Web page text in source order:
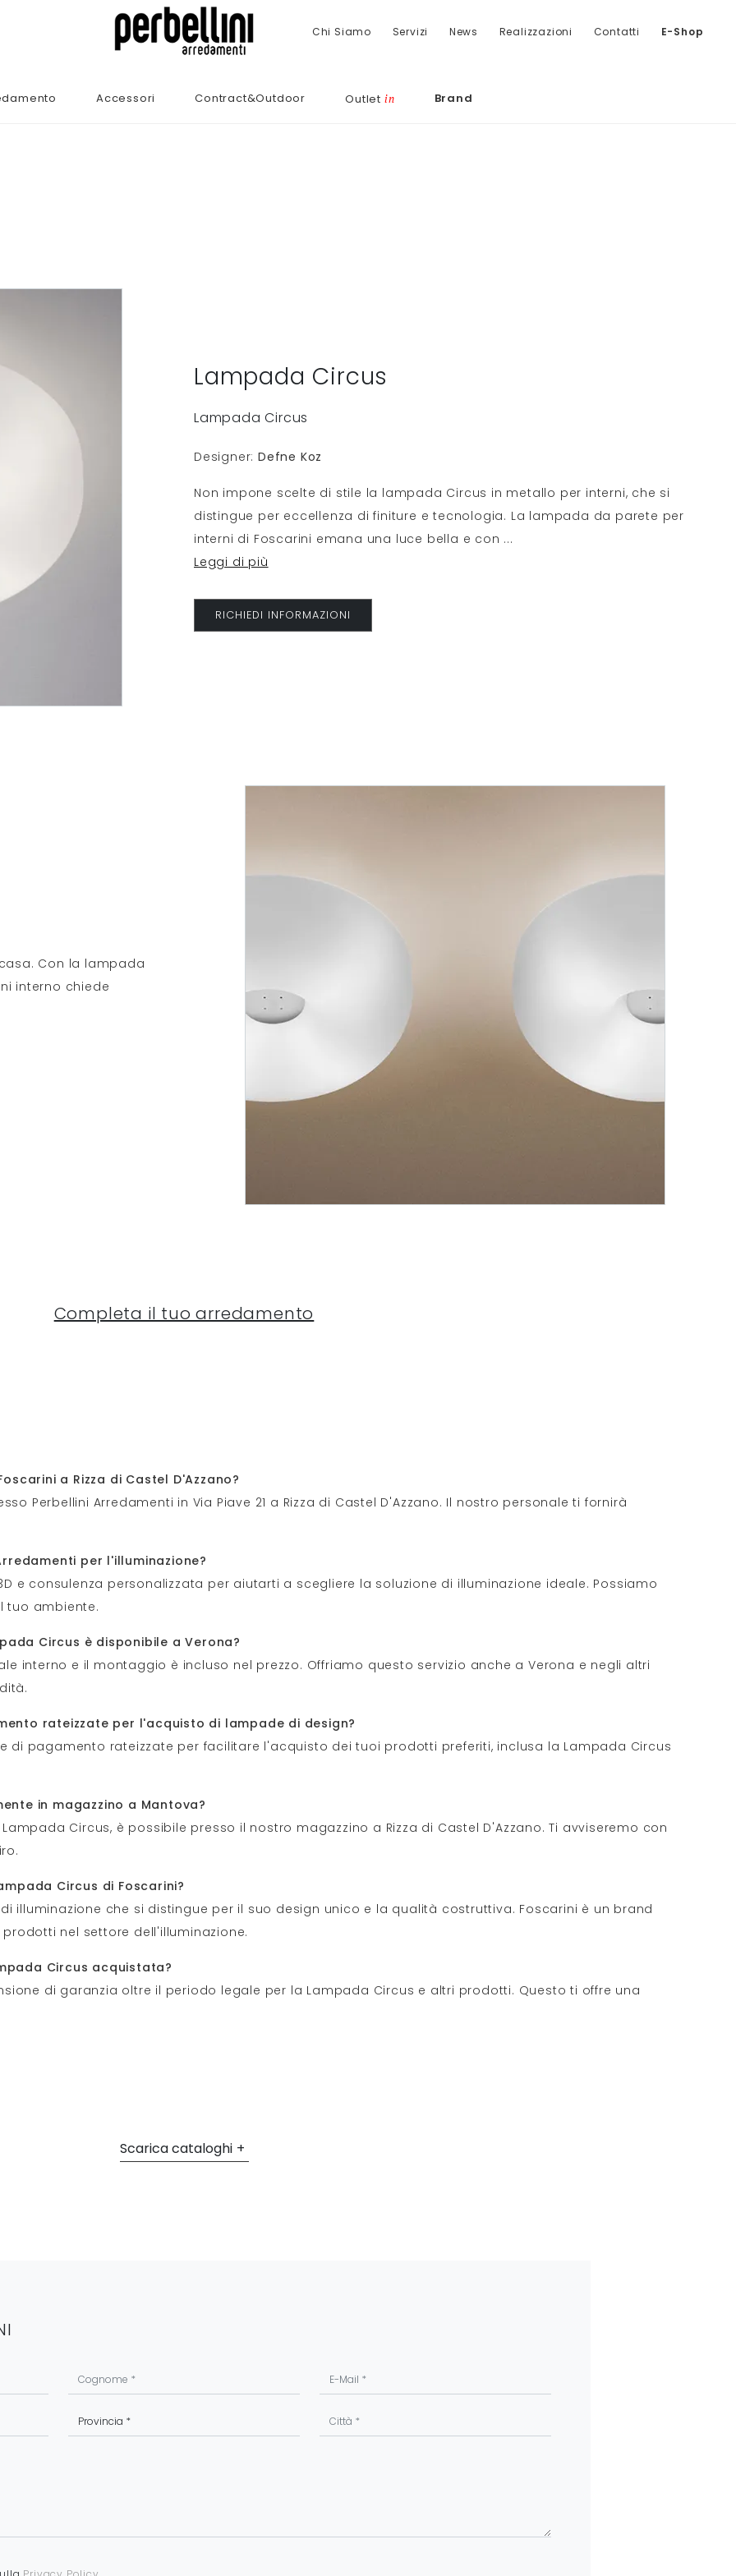
Chi Siamo Servizi News Realizzazioni Contatti E-Shop
Accessori Contract&Outdoor Outlet in Brand
Lampada Circus
Lampada Circus
Designer: Defne Koz
Non impone scelte di stile la lampada Circus in metallo per interni, che si
distingue per eccellenza di finiture e tecnologia. La lampada da parete per
interni di Foscarini emana una luce bella e con ...
Leggi di più
RICHIEDI INFORMAZIONI
Con la lampada
interno chiede
Completa il tuo arredamento
a Rizza di Castel D'Azzano?
Perbellini Arredamenti in Via Piave 21 a Rizza di Castel D'Azzano. Il nostro personale ti fornirà
per l'illuminazione?
e consulenza personalizzata per aiutarti a scegliere la soluzione di illuminazione ideale. Possiamo
tuo ambiente.
Circus è disponibile a Verona?
interno e il montaggio è incluso nel prezzo. Offriamo questo servizio anche a Verona e negli altri
rateizzate per l'acquisto di lampade di design?
di pagamento rateizzate per facilitare l'acquisto dei tuoi prodotti preferiti, inclusa la Lampada Circus
in magazzino a Mantova?
Circus, è possibile presso il nostro magazzino a Rizza di Castel D'Azzano. Ti avviseremo con
Circus di Foscarini?
illuminazione che si distingue per il suo design unico e la qualità costruttiva. Foscarini è un brand
nel settore dell'illuminazione.
Circus acquistata?
di garanzia oltre il periodo legale per la Lampada Circus e altri prodotti. Questo ti offre una
Scarica cataloghi